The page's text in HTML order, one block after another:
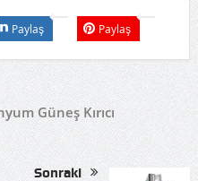
Paylaş Paylaş
Güneş Kırıcı
Sonraki